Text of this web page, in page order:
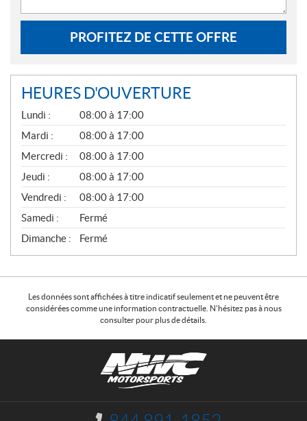
PROFITEZ DE CETTE OFFRE
HEURES D'OUVERTURE
G
É
N
É
R
A
L
Lundi :
08:00 à 17:00
Mardi :
08:00 à 17:00
Mercredi :
08:00 à 17:00
Jeudi :
08:00 à 17:00
Vendredi :
08:00 à 17:00
Samedi :
Fermé
Dimanche :
Fermé
Les données sont affichées à titre indicatif seulement et ne peuvent être
considérées comme une information contractuelle. N'hésitez pas à nous
consulter pour plus de détails.
I